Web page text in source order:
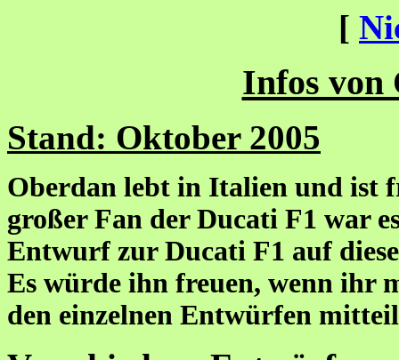
[
Infos von
Stand: Oktober 2005
Oberdan lebt in Italien und ist
großer Fan der Ducati F1 war
Entwurf zur Ducati F1 auf
Es würde ihn freuen, wenn ihr
den einzelnen Entwürfen